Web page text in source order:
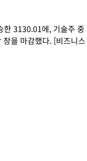
3130.01에, 기술주 중
을 마감했다. [비즈니스